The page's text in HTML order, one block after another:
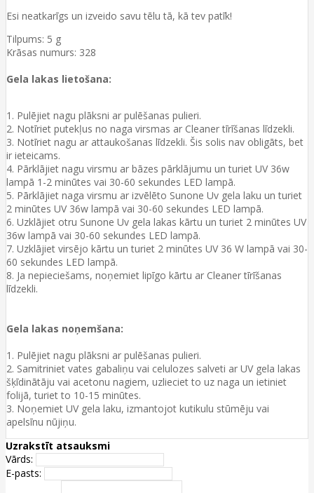
Esi neatkarīgs un izveido savu tēlu tā, kā tev patīk!
Tilpums: 5 g
Krāsas numurs: 328
Gela lakas lietošana:
1. Pulējiet nagu plāksni ar pulēšanas pulieri.
2. Notīriet putekļus no naga virsmas ar Cleaner tīrīšanas līdzekli.
3. Notīriet nagu ar attaukošanas līdzekli. Šis solis nav obligāts, bet
ir ieteicams.
4. Pārklājiet nagu virsmu ar bāzes pārklājumu un turiet UV 36w
lampā 1-2 minūtes vai 30-60 sekundes LED lampā.
5. Pārklājiet naga virsmu ar izvēlēto Sunone Uv gela laku un turiet
2 minūtes UV 36w lampā vai 30-60 sekundes LED lampā.
6. Uzklājiet otru Sunone Uv gela lakas kārtu un turiet 2 minūtes UV
36w lampā vai 30-60 sekundes LED lampā.
7. Uzklājiet virsējo kārtu un turiet 2 minūtes UV 36 W lampā vai 30-
60 sekundes LED lampā.
8. Ja nepieciešams, noņemiet lipīgo kārtu ar Cleaner tīrīšanas
līdzekli.
Gela lakas noņemšana:
1. Pulējiet nagu plāksni ar pulēšanas pulieri.
2. Samitriniet vates gabaliņu vai celulozes salveti ar UV gela lakas
šķīdinātāju vai acetonu nagiem, uzlieciet to uz naga un ietiniet
folijā, turiet to 10-15 minūtes.
3. Noņemiet UV gela laku, izmantojot kutikulu stūmēju vai
apelsīnu nūjiņu.
Uzrakstīt atsauksmi
Vārds:
E-pasts: